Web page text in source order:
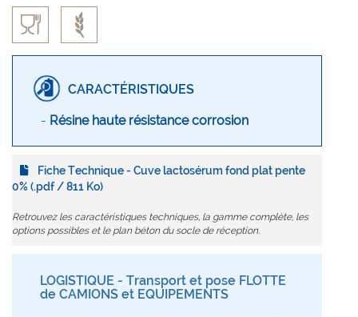
CARACTÉRISTIQUES
- Résine haute résistance corrosion
Fiche Technique - Cuve lactosérum fond plat pente
0% (.pdf / 811 Ko)
Retrouvez les caractéristiques techniques, la gamme complète, les
options possibles et le plan béton du socle de réception.
LOGISTIQUE - Transport et pose FLOTTE
de CAMIONS et EQUIPEMENTS